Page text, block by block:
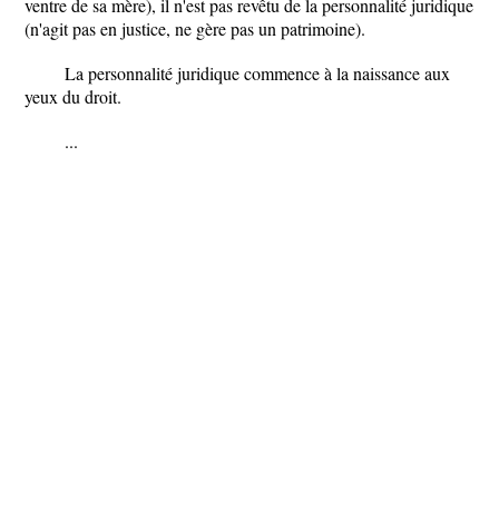
ventre de sa mère), il n'est pas revêtu de la personnalité juridique
(n'agit pas en justice, ne gère pas un patrimoine).
La personnalité juridique commence à la naissance aux
yeux du droit.
...